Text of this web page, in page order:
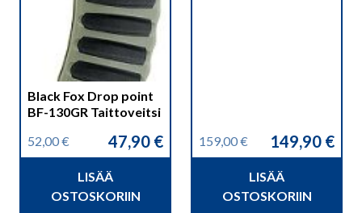
Black Fox Drop point
BF-130GR Taittoveitsi
52,00€
Alkuperäinen
52,00 €.
47,90 €
Nykyinen
47,90 €.
LISÄÄ
OSTOSKORIIN
159,00€
Alkuperäinen
159,00 €.
149,90 €
Nykyinen
149,90 €.
LISÄÄ
OSTOSKORIIN